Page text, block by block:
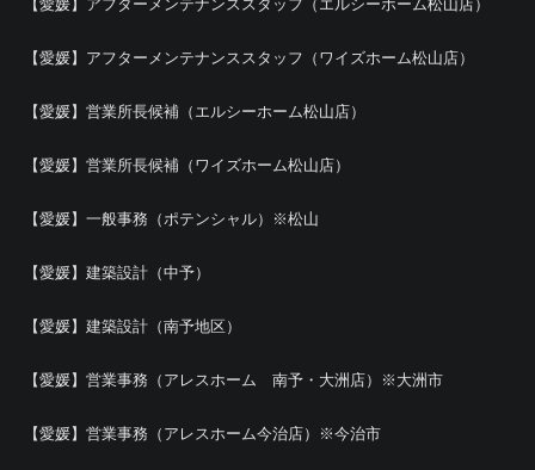
【愛媛】アフターメンテナンススタッフ（エルシーホーム松山店）
【愛媛】アフターメンテナンススタッフ（ワイズホーム松山店）
【愛媛】営業所長候補（エルシーホーム松山店）
【愛媛】営業所長候補（ワイズホーム松山店）
【愛媛】一般事務（ポテンシャル）※松山
【愛媛】建築設計（中予）
【愛媛】建築設計（南予地区）
【愛媛】営業事務（アレスホーム 南予・大洲店）※大洲市
【愛媛】営業事務（アレスホーム今治店）※今治市